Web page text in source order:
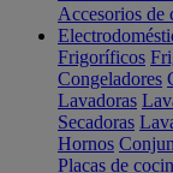
Accesorios de
Frigoríficos
Congeladores
Lavadoras
Secadoras
Hornos
Placas de